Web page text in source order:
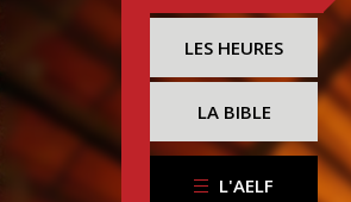
LES HEURES
LA BIBLE
L'AELF